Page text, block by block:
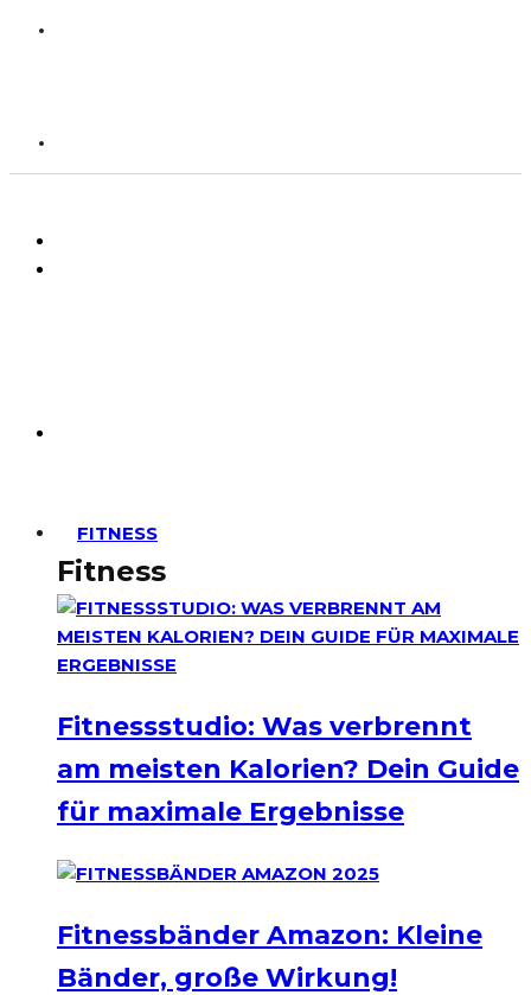
FITNESS
Fitness
Fitnessstudio: Was verbrennt
am meisten Kalorien? Dein Guide
für maximale Ergebnisse
Fitnessbänder Amazon: Kleine
Bänder, große Wirkung!